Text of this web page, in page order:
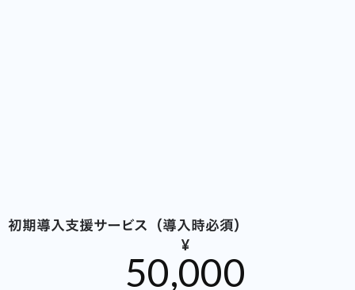
初期導入支援サービス（導入時必須）
¥
50,000